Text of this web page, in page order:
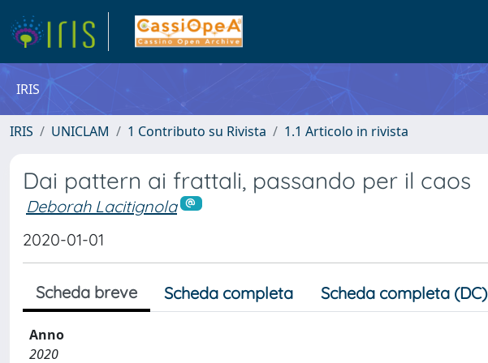
IRIS
IRIS UNICLAM 1 Contributo su Rivista 1.1 Articolo in rivista
Dai pattern ai frattali, passando per il caos
Deborah Lacitignola
2020-01-01
Scheda breve Scheda completa Scheda completa (DC)
Anno
2020